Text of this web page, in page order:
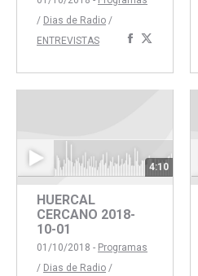
/ Dias de Radio /
ENTREVISTAS
Compartir
Facebook
Twitter
4:10
HUERCAL
CERCANO 2018-
10-01
01/10/2018 - Programas
/ Dias de Radio /